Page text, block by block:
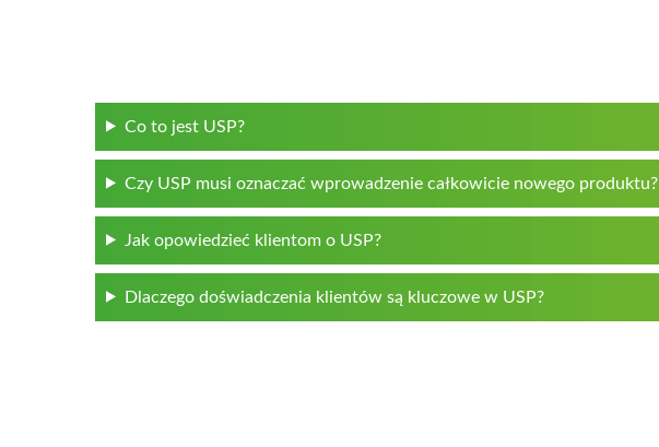
Co to jest USP?
Czy USP musi oznaczać wprowadzenie całkowicie nowego produktu?
Jak opowiedzieć klientom o USP?
Dlaczego doświadczenia klientów są kluczowe w USP?